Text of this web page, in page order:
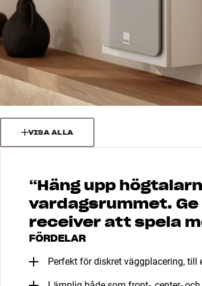
VISA ALLA
“Häng upp
vardagsrummet.
receiver att spela
FÖRDELAR
Perfekt för diskret väggplacering, till